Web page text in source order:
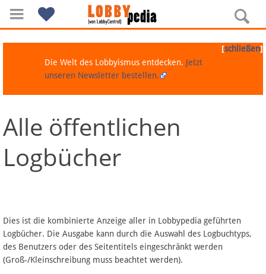
Navigation
Über Lobbypedia
Artikel nach Kategorien
FAQ
[schließen]
Die Welt des Lobbyismus entdecken. Jetzt
unseren Newsletter bestellen.
Alle öffentlichen
Logbücher
Dies ist die kombinierte Anzeige aller in Lobbypedia geführten
Logbücher. Die Ausgabe kann durch die Auswahl des Logbuchtyps,
des Benutzers oder des Seitentitels eingeschränkt werden
(Groß-/Kleinschreibung muss beachtet werden).